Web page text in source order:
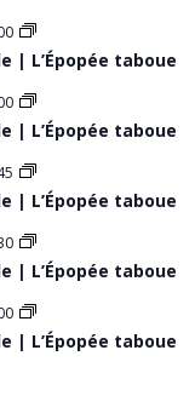
| L’Épopée taboue
| L’Épopée taboue
| L’Épopée taboue
| L’Épopée taboue
| L’Épopée taboue